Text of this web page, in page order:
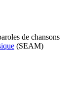
de chansons
(SEAM)